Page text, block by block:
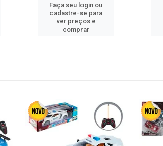
Faça seu login ou
cadastre-se para
ver preços e
comprar